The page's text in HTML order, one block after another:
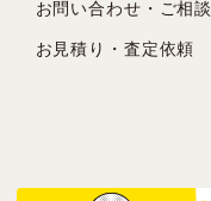
お問い合わせ・ご相談
お見積り・査定依頼